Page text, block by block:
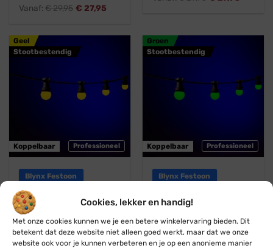
Cookies, lekker en handig!
Met onze cookies kunnen we je een betere winkelervaring bieden. Dit
betekent dat deze website niet alleen goed werkt, maar dat we onze
website ook voor je kunnen verbeteren en je op een anonieme manier
Vanaf:€29,95 € 27,95
Geel
Stootbestendig
Professioneel
Koppelbaar
Blynx Festoon
Prikkabel · Lichtsnoer ·
Koppelbaar ·1 kleur · Geel
Vanaf:
Groen
Stootbestendig
Professioneel
Koppelbaar
Blynx Festoon
Koppelbaar · 1 kleur ·
Vanaf:€29,95 €27,95